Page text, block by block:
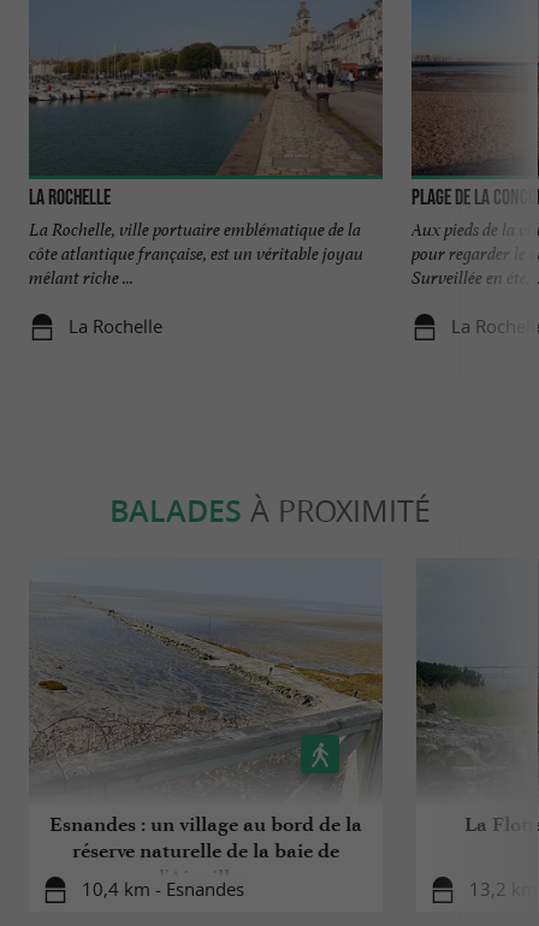
La Rochelle
La Rochelle, ville portuaire emblématique de la
côte atlantique française, est un véritable joyau
mêlant riche ...
La Rochelle
Plage de la
Aux pieds de la
pour regarder le
Surveillée en été,
La
BALADES À PROXIMITÉ
Esnandes : un village au bord de la
réserve naturelle de la baie de
l'Aiguillon
10,4 km - Esnandes
La
13,2